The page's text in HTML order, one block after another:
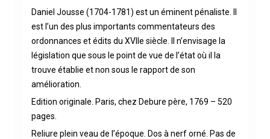
Daniel Jousse (1704-1781) est un éminent pénaliste. Il
est l’un des plus importants commentateurs des
ordonnances et édits du XVIIe siècle. Il n’envisage la
législation que sous le point de vue de l’état où il la
trouve établie et non sous le rapport de son
amélioration.
Edition originale. Paris, chez Debure père, 1769 – 520
pages.
Reliure plein veau de l’époque. Dos à nerf orné. Pas de